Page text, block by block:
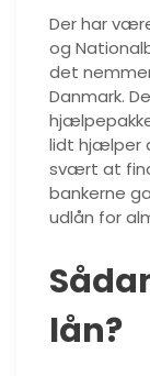
Der har
og
det
Danmark.
lidt hjælper
svært at
bankerne
udlån for
lån?